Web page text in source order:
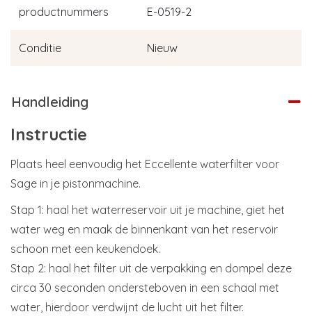
productnummers
E-0519-2
Conditie Nieuw
Handleiding
Instructie
Plaats heel eenvoudig het Eccellente waterfilter voor
Sage in je pistonmachine.
Stap 1: haal het waterreservoir uit je machine, giet het
water weg en maak de binnenkant van het reservoir
schoon met een keukendoek.
Stap 2: haal het filter uit de verpakking en dompel deze
circa 30 seconden ondersteboven in een schaal met
water, hierdoor verdwijnt de lucht uit het filter.